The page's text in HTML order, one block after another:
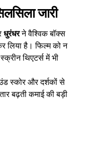
जारी
धुरंधरने वैश्विक बॉक्स
लिया है। फिल्म को न
थिएटर्स में भी
स्कोर और दर्शकों से
बढ़ती कमाई की बड़ी